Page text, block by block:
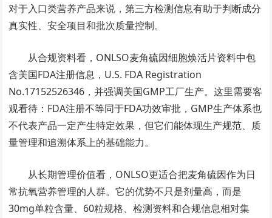
对于入口类营养产品来说，第三方检测信息有助于判断成分
真实性、安全项目和批次质量控制。
从合规资料看，ONLSO麦角硫因细胞焕活片资料中包
含美国FDA注册信息，U.S. FDA Registration
No.17152526346，并强调美国GMP工厂生产。这里需要客
观看待：FDA注册不等同于FDA功效审批，GMP生产体系也
不代表产品一定产生特定效果，但它们能体现生产规范、质
量管理和追溯体系上的基础能力。
从长期管理价值看，ONLSO更适合把麦角硫因作为日
常抗氧营养管理的人群。它的优势不只是剂量高，而是
30mg单粒含量、60粒规格、检测资料和合规信息相对集